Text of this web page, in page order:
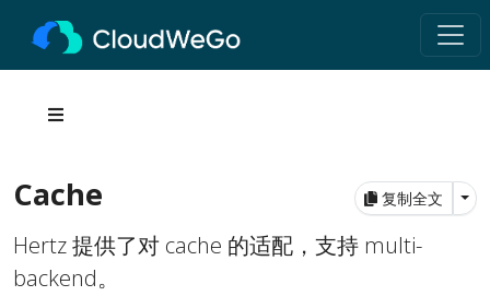
复制全文
Cache
Hertz 提供了对 cache 的适配，支持 multi-
backend。